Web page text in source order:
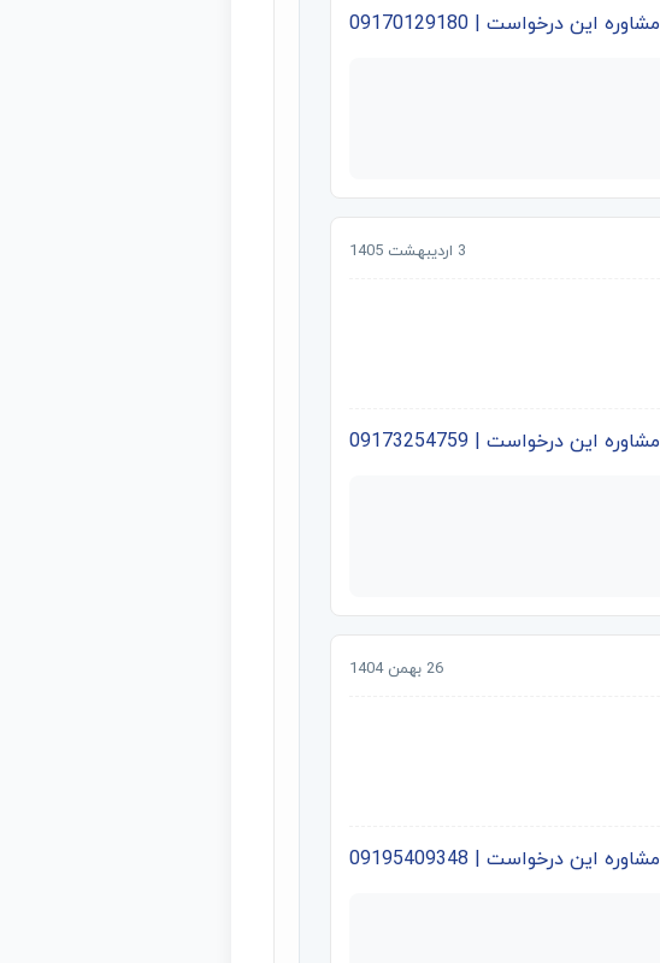
مشاوره این درخواست | 09170129180
3 اردیبهشت 1405
مشاوره این درخواست | 09173254759
26 بهمن 1404
مشاوره این درخواست | 09195409348